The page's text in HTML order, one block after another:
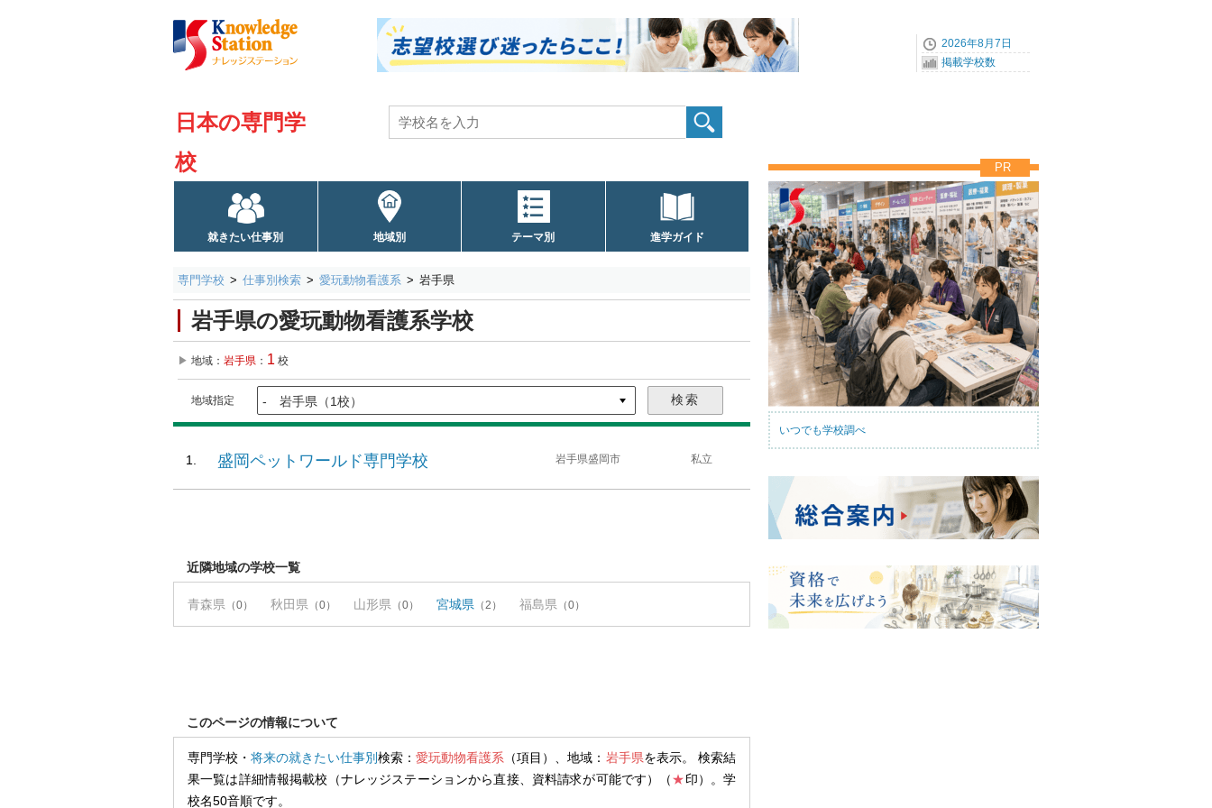
2026年8月7日
掲載学校数
日本の専門学
校
就きたい仕事別 地域別 テーマ別 進学ガイド
専門学校 仕事別検索 愛玩動物看護系 岩手県
岩手県の愛玩動物看護系学校
地域： 岩手県 ： 1 校
地域指定
盛岡ペットワールド専門学校 岩手県盛岡市 私立
近隣地域の学校一覧
青森県 （0） 秋田県 （0） 山形県 （0） 宮城県 （2） 福島県 （0）
このページの情報について
専門学校・将来の就きたい仕事別検索： 愛玩動物看護系 （項目）、地域： 岩手県を表示。 検索結
果一覧は詳細情報掲載校（ナレッジステーションから直接、資料請求が可能です）（★印）。学
校名50音順です。
PR
いつでも学校調べ